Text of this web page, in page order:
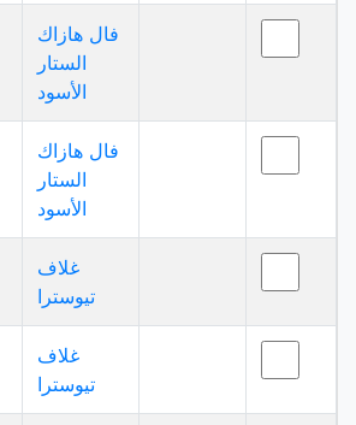
فال هازاك
الستار
الأسود
فال هازاك
الستار
الأسود
غلاف
تيوسترا
غلاف
تيوسترا